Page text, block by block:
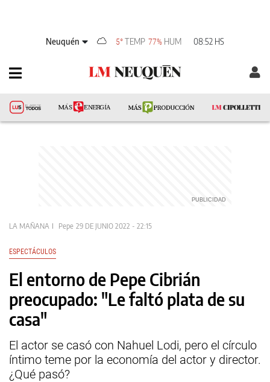
Neuquén 5°TEMP 77% HUM 08:52 HS
LA MAÑANA Pepe 29 DE JUNIO 2022 - 22:15
ESPECTÁCULOS
El entorno de Pepe Cibrián
preocupado: "Le faltó plata de su
casa"
El actor se casó con Nahuel Lodi, pero el círculo
íntimo teme por la economía del actor y director.
¿Qué pasó?